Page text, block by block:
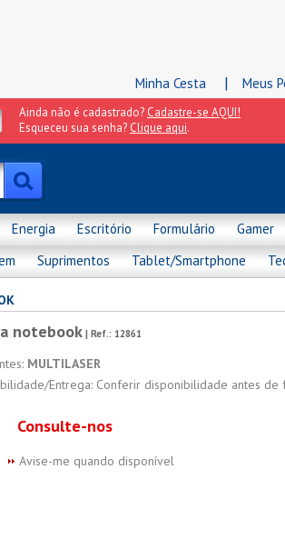
Minha Cesta | Meus
Ainda não é cadastrado? Cadastre-se AQUI!
Esqueceu sua senha? Clique aqui.
Energia Escritório Formulário Gamer
Suprimentos Tablet/Smartphone
notebook | Ref.: 12861
MULTILASER
Entrega: Conferir disponibilidade antes
Consulte-nos
Avise-me quando disponível